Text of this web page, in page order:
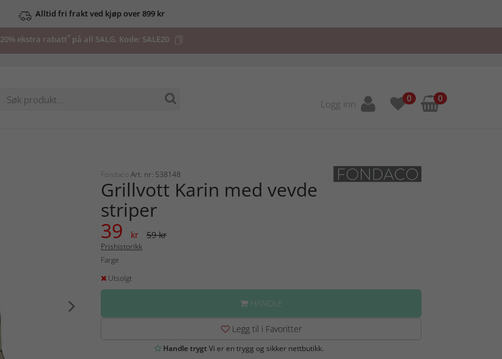
Alltid fri frakt ved kjøp over 899 kr
20% ekstra rabatt* på all SALG. Kode: SALE20
Logg inn 0 0
Fondaco Art. nr: 538148
Grillvott Karin med vevde
striper
39 kr 59 kr
Prishistorikk
Farge
Utsolgt
HANDLE
Legg til i Favoritter
Handle trygtVi er en trygg og sikker nettbutikk.